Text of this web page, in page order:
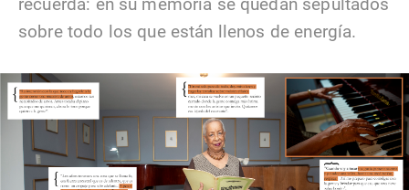
recuerda: en su memoria se quedan sepultados
sobre todo los que están llenos de energía.